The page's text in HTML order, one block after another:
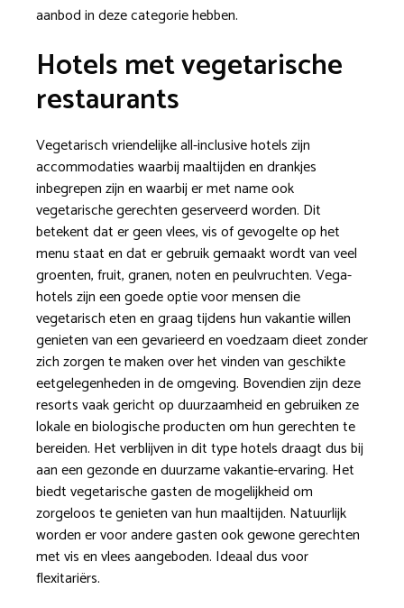
aanbod in deze categorie hebben.
Hotels met vegetarische
restaurants
Vegetarisch vriendelijke all-inclusive hotels zijn
accommodaties waarbij maaltijden en drankjes
inbegrepen zijn en waarbij er met name ook
vegetarische gerechten geserveerd worden. Dit
betekent dat er geen vlees, vis of gevogelte op het
menu staat en dat er gebruik gemaakt wordt van veel
groenten, fruit, granen, noten en peulvruchten. Vega-
hotels zijn een goede optie voor mensen die
vegetarisch eten en graag tijdens hun vakantie willen
genieten van een gevarieerd en voedzaam dieet zonder
zich zorgen te maken over het vinden van geschikte
eetgelegenheden in de omgeving. Bovendien zijn deze
resorts vaak gericht op duurzaamheid en gebruiken ze
lokale en biologische producten om hun gerechten te
bereiden. Het verblijven in dit type hotels draagt dus bij
aan een gezonde en duurzame vakantie-ervaring. Het
biedt vegetarische gasten de mogelijkheid om
zorgeloos te genieten van hun maaltijden. Natuurlijk
worden er voor andere gasten ook gewone gerechten
met vis en vlees aangeboden. Ideaal dus voor
flexitariërs.